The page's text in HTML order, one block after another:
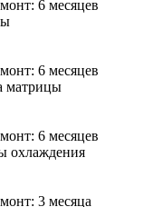
6 месяцев
6 месяцев
матрицы
6 месяцев
охлаждения
3 месяца